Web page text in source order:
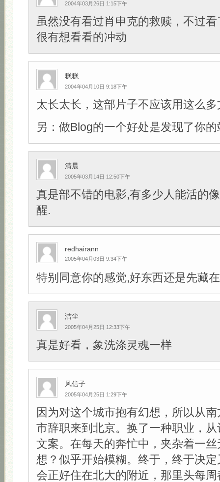
2004年03月26日 1:15下午
虽然没有看过肖申克的救赎，不过
很有想看看的冲动
糕糕
2004年04月10日 9:18下午
太长太长，这部片子不应该用这么
另：做Blog的一个好处是发现了你的
清晨
2005年03月14日 12:50下午
真是部不错的电影,有多少人能活的
醒.
redhairann
2005年04月03日 9:34下午
特别同意你的感觉,好东西还是先藏
洁尘
2005年04月25日 12:33下午
真是好看，象洗涤灵魂一样
风信子
2005年04月25日 1:29下午
因为对这个城市抱有幻想，所以从
市辞职来到北京。换了一种职业，
文案。在每天的奔忙中，夹杂着一
想？似乎开始模糊。终于，终于决
会正好住在北大的附近，那里头每